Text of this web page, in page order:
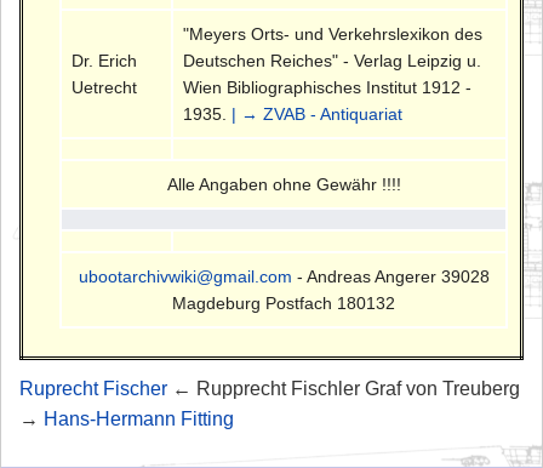
Dr. Erich
Uetrecht
"Meyers Orts- und Verkehrslexikon des
Deutschen Reiches" - Verlag Leipzig u.
Wien Bibliographisches Institut 1912 -
1935. | → ZVAB - Antiquariat
Alle Angaben ohne Gewähr !!!!
ubootarchivwiki@gmail.com - Andreas Angerer 39028
Magdeburg Postfach 180132
Ruprecht Fischer ← Rupprecht Fischler Graf von Treuberg
→ Hans-Hermann Fitting